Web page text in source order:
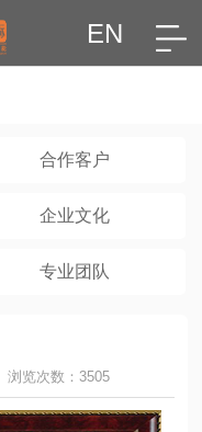
EN
合作客户
企业文化
专业团队
浏览次数：3505